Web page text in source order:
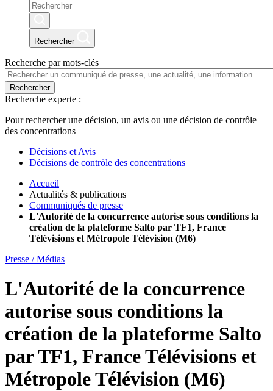
Rechercher
Recherche par mots-clés
Rechercher
Recherche experte :
Pour rechercher une décision, un avis ou une décision de contrôle
des concentrations
Décisions et Avis
Décisions de contrôle des concentrations
Accueil
Actualités & publications
Communiqués de presse
L'Autorité de la concurrence autorise sous conditions la
création de la plateforme Salto par TF1, France
Télévisions et Métropole Télévision (M6)
Presse / Médias
L'Autorité de la concurrence
autorise sous conditions la
création de la plateforme Salto
par TF1, France Télévisions et
Métropole Télévision (M6)